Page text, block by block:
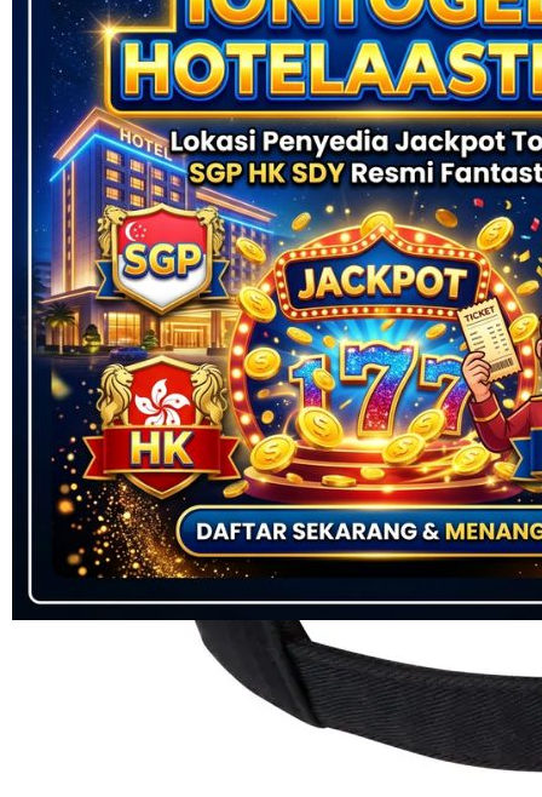
Skip to the beginning of the images gallery
IONTOGEL
IONTOGEL Hotelaastha:
Lokasi Penyedia Jackpot Togel
SGP HK SDY Resmi Fantastic